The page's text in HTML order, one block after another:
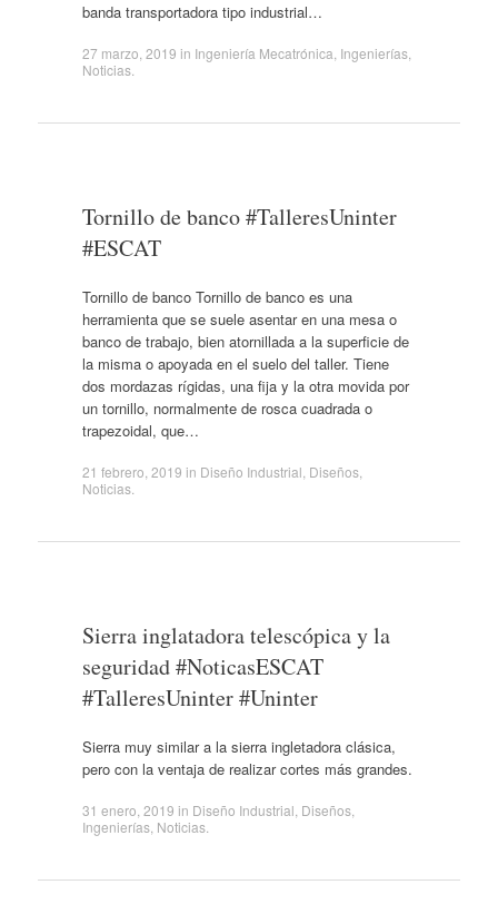
banda transportadora tipo industrial…
27 marzo, 2019 in Ingeniería Mecatrónica Ingenierías,
Noticias.
Tornillo de banco #TalleresUninter
#ESCAT
Tornillo de banco Tornillo de banco es una
herramienta que se suele asentar en una mesa o
banco de trabajo, bien atornillada a la superficie de
la misma o apoyada en el suelo del taller. Tiene
dos mordazas rígidas, una fija y la otra movida por
un tornillo, normalmente de rosca cuadrada o
trapezoidal, que…
21 febrero, 2019 in Diseño Industrial Diseños,
Noticias.
Sierra inglatadora telescópica y la
seguridad #NoticasESCAT
#TalleresUninter #Uninter
Sierra muy similar a la sierra ingletadora clásica,
pero con la ventaja de realizar cortes más grandes.
31 enero, 2019 in Diseño Industrial Diseños,
Ingenierías, Noticias.